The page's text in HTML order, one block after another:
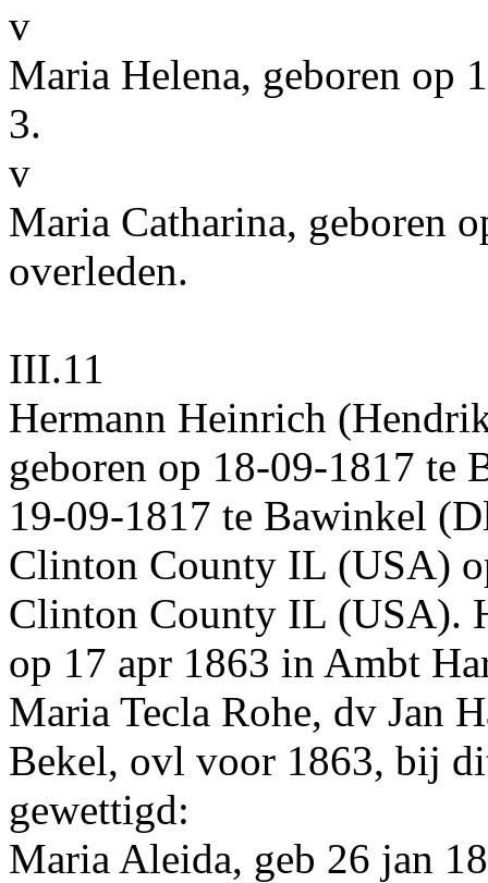
v
Maria Helena, geboren op
3.
v
Maria Catharina, geboren
overleden.
III.11
Hermann Heinrich
geboren op 18‑09‑1817 te
19‑09‑1817 te Bawinkel
Clinton County IL (USA)
Clinton County IL (USA).
op 17 apr 1863 in Ambt
Maria Tecla Rohe, dv Jan
Bekel, ovl voor 1863, bij
gewettigd:
Maria Aleida, geb 26 jan